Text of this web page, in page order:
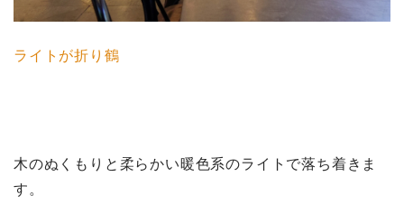
ライトが折り鶴
木のぬくもりと柔らかい暖色系のライトで落ち着きま
す。